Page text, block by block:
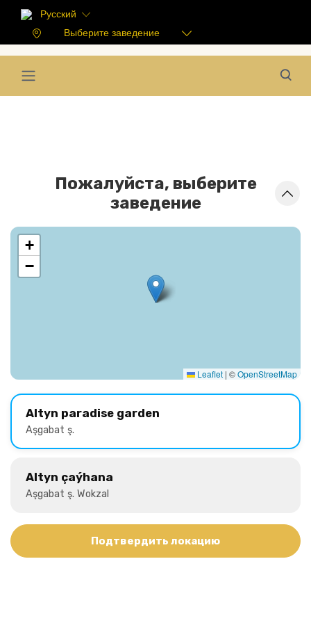
Русский
Выберите заведение
Пожалуйста, выберите
заведение
+
−
Leaflet | ©OpenStreetMap
Altyn paradise garden
Aşgabat ş.
Altyn çaýhana
Aşgabat ş. Wokzal
Подтвердить локацию